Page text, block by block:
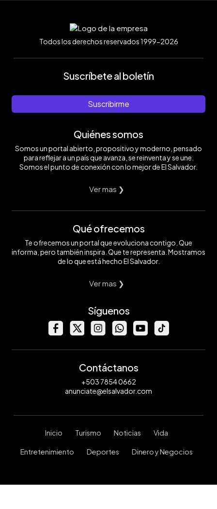
Todos los derechos reservados 1999-2026
Suscríbete al boletín
Suscribirme
Quiénes somos
Somos un portal abierto, propositivo y moderno, pensado
para reflejar a un país que avanza, se reinventa y se une.
Somos el punto de conexión con lo mejor de El Salvador.
Ver mas ❯
Qué ofrecemos
Te ofrecemos un portal que evoluciona contigo. Que
informa, pero también inspira. Que te representa. Mostramos
de lo que está hecho El Salvador.
Ver mas ❯
Síguenos
Contáctanos
+503 7854 0662
anunciate@elsalvador.com
Inicio Turismo Noticias Vida
Entretenimiento Deportes Dinero y Negocios